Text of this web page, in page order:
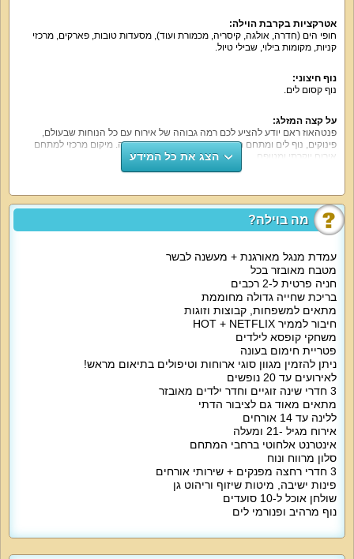
מה בוילה?
עמדת מנגל מאורגנת + מעשנה לבשר
מטבח מאובזר בכל
חניה פרטית ל-2 רכבים
בריכת שחייה גדולה מחוממת
מתאים למשפחות, קבוצות וזוגות
חיבור לממיר HOT + NETFLIX
משחקי קופסא לילדים
פטריית חימום בעונה
ניתן להזמין מגוון סוגי ארוחות וטיפולים בתיאום מראש!
לאירועים עד 20 נופשים
3 חדרי שינה זוגיים וחדר ילדים מאובזר
מתאים מאוד גם לציבור הדתי
ללינה עד 14 אורחים
אירוח מגיל -21 ומעלה
אינטרנט אלחוטי ברחבי המתחם
סלון מרווח ונוח
3 חדרי רחצה מפנקים + שירותי אורחים
פינות ישיבה, מיטות שיזוף וריהוט גן
שולחן אוכל ל-10 סועדים
נוף מרהיב ופנורמי לים
אטרקציות בקרבת הוילה:
חופי הים (חדרה, אולגה, קיסריה, מכמורת ועוד), מסעדות טובות, פארקים, מרכזי
קניות, מקומות בילוי, שבילי טיול.
נוף חיצוני:
נוף קסום לים.
על קצה המזלג:
פנטהאוז ראם יודע להציע לכם רמה גבוהה של אירוח עם כל הנוחות שבעולם,
פינוקים, נוף לים ומתחם חיצוני עם בריכה מחוממת בעונה. מיקום מרכזי למתחם
אירוח יוקרתי ומטופח.
3 חדרי שינה זוגיים עם מיטה זוגית נוחה, שידות, ארון, מסך שטוח, נוף לים, מיזוג
אוויר. אחד החדרים הזוגיים כולל חדר רחצה צמוד. בעבור ילדים יש חדר עם 2
שירותים.
סלון.
מטבח מאובזר ונוח מאפשר בישול והכנת ארוחות קלות עם מקרר גדול, כיריים, תנור
אפייה, מיקרוגל, קומקום חשמלי, טוסטר, מקציף חלב, מכונת קפה, כלי מטבח
שימושיים כולל סירים ופינת אוכל ל-10 איש.
אטרקציות מיוחדות בוילה:
ישיבה, מיטות שיזוף, פטריית חימום, עמדת ברביקיו, מעשנה לבשר, נוף לים.
האורחים של פנטהאוז ראם מקבלים אינטרנט אלחוטי חינם, חנייה פרטית מסודרת
ל-2 רכבים, שירות עוזר אישי, ערוצי הוט, נטפליקס, ערכת קפה, משחקי קופסה
לילדים. ניתן להזמין תוספת של ארוחות שף בתיאום מראש.
מיוחד לילדים:
יש חדר שינה לילדים (ממ"ד) עם 2 מיטות יחיד, 4 מזרני יחיד, מיטת קומות, 2 לולים.
מיוחד לדתיים:
הצג את כל המידע